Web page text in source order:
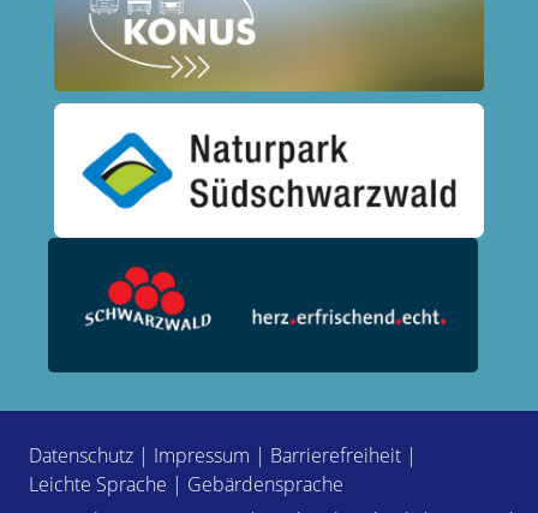
Datenschutz | Impressum | Barrierefreiheit |
Leichte Sprache | Gebärdensprache